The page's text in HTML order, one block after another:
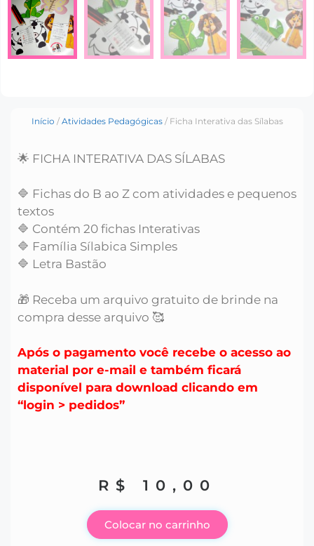
Início / Atividades Pedagógicas/ Ficha Interativa das Sílabas
🌟 FICHA INTERATIVA DAS SÍLABAS
🔷 Fichas do B ao Z com atividades e pequenos
textos
🔷 Contém 20 fichas Interativas
🔷 Família Sílabica Simples
🔷 Letra Bastão
🎁 Receba um arquivo gratuito de brinde na
compra desse arquivo 🥰
Após o pagamento você recebe o acesso ao
material por e-mail e também ficará
disponível para download clicando em
“login > pedidos”
R$ 10,00
Colocar no carrinho